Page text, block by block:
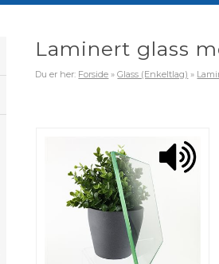
Laminert glass
Du er her: Forside »Glass (Enkeltlag) »